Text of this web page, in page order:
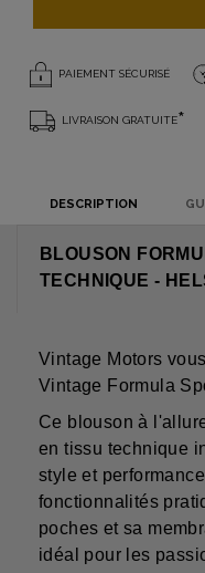
PAIEMENT SÉCURISÉ
LIVRAISON GRATUITE*
DESCRIPTION
BLOUSON
TECHNIQUE -
Vintage Motors
Vintage Formula
Ce blouson à
en tissu technique
style et
fonctionnalités
poches et sa
idéal pour les